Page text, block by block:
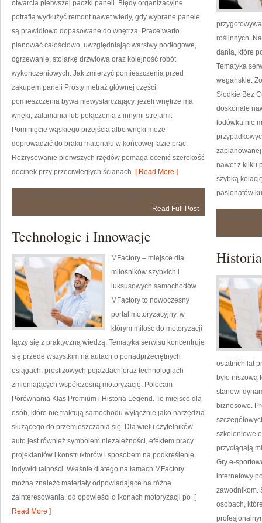
otwarcia pierwszej paczki paneli. Błędy organizacyjne
potrafią wydłużyć remont nawet wtedy, gdy wybrane panele
są prawidłowo dopasowane do wnętrza. Prace warto
planować całościowo, uwzględniając warstwy podłogowe,
ogrzewanie, stolarkę drzwiową oraz kolejność robót
wykończeniowych. Jak zmierzyć pomieszczenia przed
zakupem paneli Prosty metraż głównej części
pomieszczenia bywa niewystarczający, jeżeli wnętrze ma
wnęki, załamania lub połączenia z innymi strefami.
Pominięcie wąskiego przejścia albo wnęki może
doprowadzić do braku materiału w końcowej fazie prac.
Rozrysowanie pierwszych rzędów pomaga ocenić szerokość
docinek przy przeciwległych ścianach [ Read More ]
paneli
Quick-
bez
kosztownych
przestojów
Read Full Post
roślinnych.
dania, które
Tematyka
wegańskie.
Słodkie Bez
doskonale
lodówka nie
nawet z kilku
szybką
pasjonatów
Technologie i Innowacje
MFactory – miejsce dla
miłośników szybkich i
luksusowych samochodów
MFactory to nowoczesny
portal motoryzacyjny, w
którym miłość do motoryzacji
łączy się z praktyczną wiedzą. Tematyka serwisu koncentruje
się przede wszystkim na autach o ponadprzeciętnych
osiągach, prestiżowych pojazdach oraz technologiach
zmieniających współczesną motoryzację. Polecam
Porównania Klas Premium i Historia Legend. To miejsce dla
osób, które nie traktują samochodu wyłącznie jako narzędzia
służącego do przemieszczania się. Dla wielu czytelników
auto jest również symbolem niezależności, efektem pracy
projektantów i konstruktorów i sposobem na podkreślenie
indywidualności. Właśnie dlatego na łamach MFactory
można znaleźć materiały odpowiadające na różne
zainteresowania, od opowieści o ikonach motoryzacji po [
Read More ]
ostatnich lat
było niszową
stanowi
biznesowe.
szkoleniowe
przyciągają
Gry e-
internetowy
zawodnikom.
osobach,